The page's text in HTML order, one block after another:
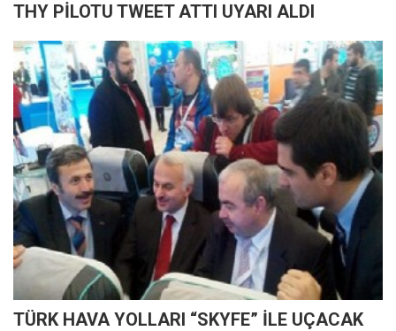
THY PİLOTU TWEET ATTI UYARI ALDI
TÜRK HAVA YOLLARI “SKYFE” İLE UÇACAK